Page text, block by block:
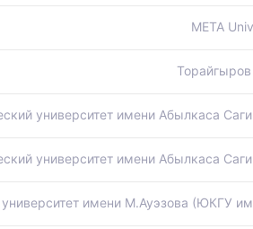
META
Торайгыров
университет имени Абылкаса
университет имени Абылкаса
имени М.Ауэзова (ЮКГУ